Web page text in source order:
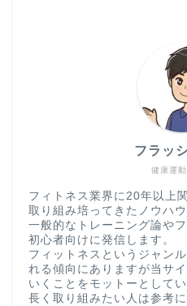
健康運
フラッ
フィトネス業界に20年以上
取り組み培ってきたノウハ
一般的なトレーニング論や
初心者向けに発信します。
フィットネスというジャン
れる傾向にありますが当サ
いくことをモットーとしてい
長く取り組みたい人は参考